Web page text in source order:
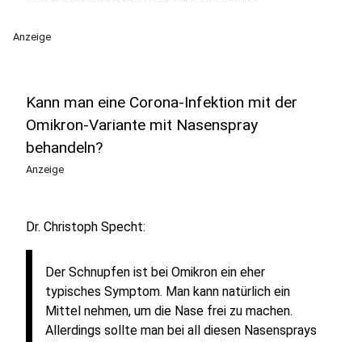
Anzeige
Kann man eine Corona-Infektion mit der
Omikron-Variante mit Nasenspray
behandeln?
Anzeige
Dr. Christoph Specht:
Der Schnupfen ist bei Omikron ein eher
typisches Symptom. Man kann natürlich ein
Mittel nehmen, um die Nase frei zu machen.
Allerdings sollte man bei all diesen Nasensprays